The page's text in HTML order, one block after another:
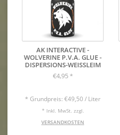
AK INTERACTIVE -
WOLVERINE P.V.A. GLUE -
DISPERSIONS-WEISSLEIM
€4,95 *
* Grundpreis: €49,50 / Liter
* Inkl. MwSt. zzgl.
VERSANDKOSTEN